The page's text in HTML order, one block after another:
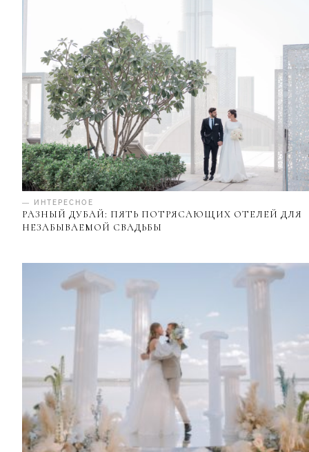
— ИНТЕРЕСНОЕ
РАЗНЫЙ ДУБАЙ: ПЯТЬ ПОТРЯСАЮЩИХ ОТЕЛЕЙ ДЛЯ
НЕЗАБЫВАЕМОЙ СВАДЬБЫ